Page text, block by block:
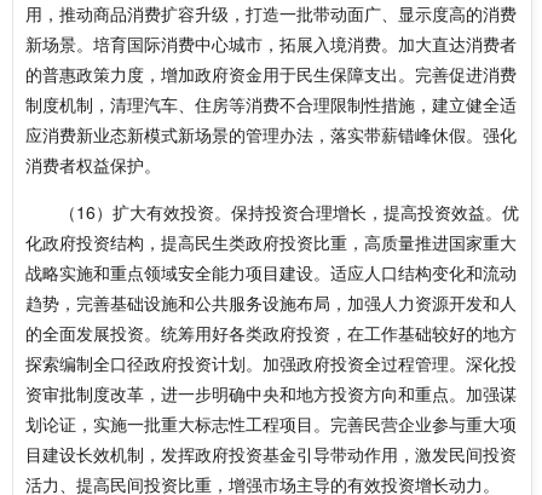
用，推动商品消费扩容升级，打造一批带动面广、显示度高的消费
新场景。培育国际消费中心城市，拓展入境消费。加大直达消费者
的普惠政策力度，增加政府资金用于民生保障支出。完善促进消费
制度机制，清理汽车、住房等消费不合理限制性措施，建立健全适
应消费新业态新模式新场景的管理办法，落实带薪错峰休假。强化
消费者权益保护。
（16）扩大有效投资。保持投资合理增长，提高投资效益。优
化政府投资结构，提高民生类政府投资比重，高质量推进国家重大
战略实施和重点领域安全能力项目建设。适应人口结构变化和流动
趋势，完善基础设施和公共服务设施布局，加强人力资源开发和人
的全面发展投资。统筹用好各类政府投资，在工作基础较好的地方
探索编制全口径政府投资计划。加强政府投资全过程管理。深化投
资审批制度改革，进一步明确中央和地方投资方向和重点。加强谋
划论证，实施一批重大标志性工程项目。完善民营企业参与重大项
目建设长效机制，发挥政府投资基金引导带动作用，激发民间投资
活力、提高民间投资比重，增强市场主导的有效投资增长动力。